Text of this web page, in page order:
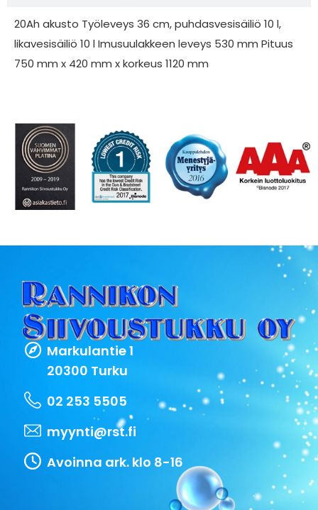
20Ah akusto Työleveys 36 cm, puhdasvesisäiliö 10 l,
likavesisäiliö 10 l Imusuulakkeen leveys 530 mm Pituus
750 mm x 420 mm x korkeus 1120 mm
Markulantie 1
20300 Turku
02 253 5505
myynti@rst.fi
Avoinna ark. klo 8-16